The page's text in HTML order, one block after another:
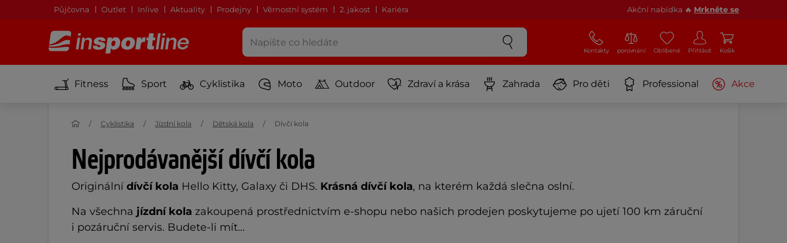
Půjčovna Outlet Inlive Aktuality Prodejny Věrnostní systém 2. jakost Kariéra Akční nabídka 🔥 Mrkněte se
Kontakty porovnání Oblíbené Přihlásit Košík
Fitness Sport Cyklistika Moto Outdoor Zdraví a krása Zahrada Pro děti Professional Akce
Nejprodávanější dívčí kola
Originální dívčí kola Hello Kitty, Galaxy či DHS. Krásná dívčí kola, na kterém každá slečna oslní.
Na všechna jízdní kola zakoupená prostřednictvím e-shopu nebo našich prodejen poskytujeme po ujetí 100 km záruční
i pozáruční servis. Budete-li mít...
Cyklistika Jízdní kola Dětská kola Dívčí kola